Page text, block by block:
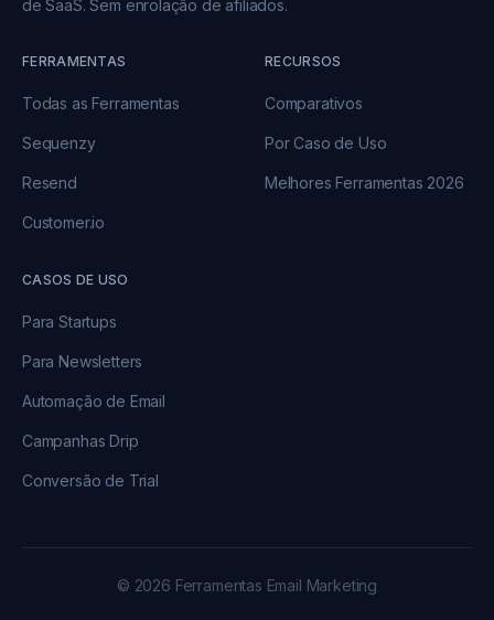
de SaaS. Sem enrolação de afiliados.
FERRAMENTAS
Todas as Ferramentas
Sequenzy
Resend
Customer.io
RECURSOS
Comparativos
Por Caso de Uso
Melhores Ferramentas 2026
CASOS DE USO
Para Startups
Para Newsletters
Automação de Email
Campanhas Drip
Conversão de Trial
© 2026 Ferramentas Email Marketing